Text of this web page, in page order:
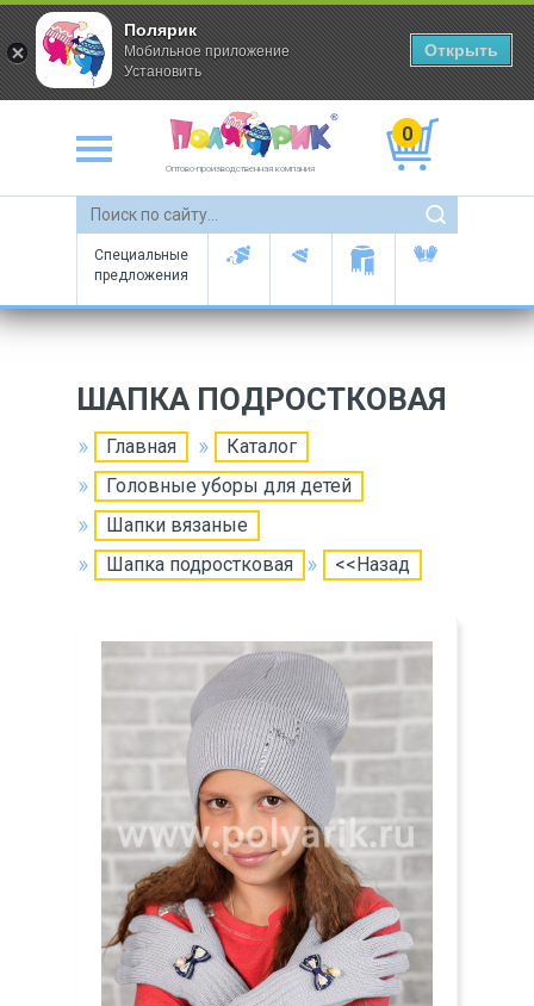
Оптово-производственная компания
0
Специальные
предложения
ШАПКА ПОДРОСТКОВАЯ
Главная
Каталог
Головные уборы для детей
Шапки вязаные
Шапка подростковая
<<Назад
Полярик
Мобильное приложение
Установить
Открыть